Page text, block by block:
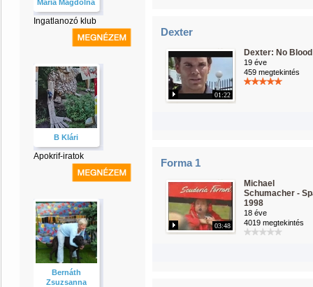
Mária Magdolna
Ingatlanozó klub
B Klári
Apokrif-iratok
Bernáth
Zsuzsanna
Dexter
01:22
Dexter: No Blood
19 éve
459 megtekintés
Forma 1
03:48
Michael
Schumacher -
1998
18 éve
4019 megtekintés